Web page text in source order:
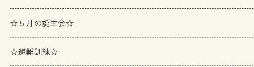
☆５月の誕生会☆
☆避難訓練☆